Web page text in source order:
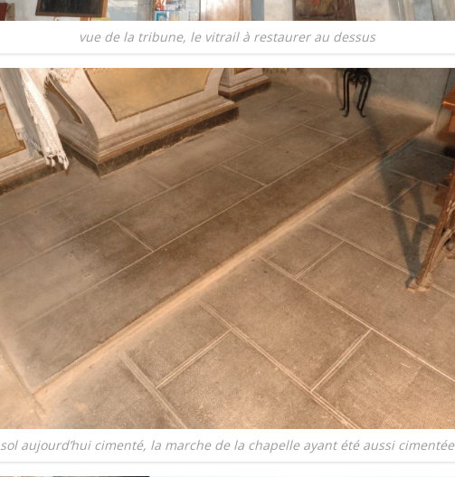
vue de la tribune, le vitrail à restaurer au dessus
sol aujourd’hui cimenté, la marche de la chapelle ayant été aussi cimentée